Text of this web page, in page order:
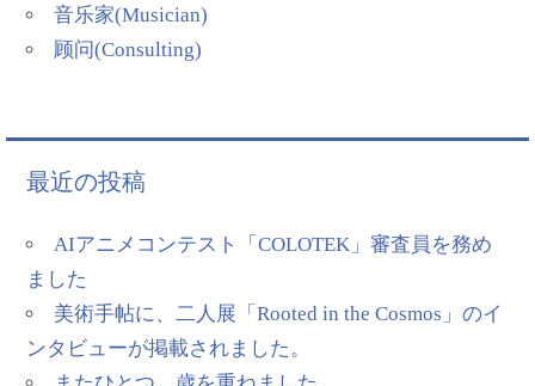
音乐家(Musician)
顾问(Consulting)
最近の投稿
AIアニメコンテスト「COLOTEK」審査員を務め
ました
美術手帖に、二人展「Rooted in the Cosmos」のイ
ンタビューが掲載されました。